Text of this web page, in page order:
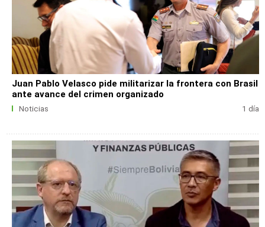
Juan Pablo Velasco pide militarizar la frontera con Brasil
ante avance del crimen organizado
Noticias 1 día